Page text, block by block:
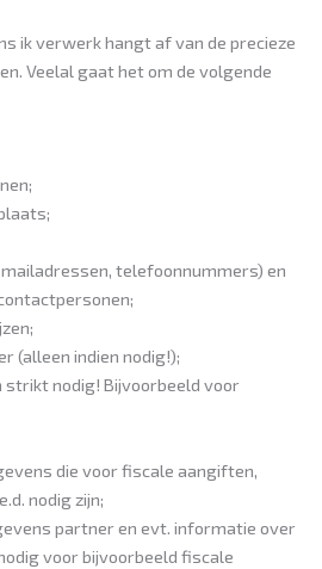
ik verwerk hangt af van de precieze
Veelal gaat het om de volgende
telefoonnummers) en
(alleen indien nodig!);
strikt nodig! Bijvoorbeeld voor
die voor fiscale aangiften,
nodig zijn;
partner en evt. informatie over
voor bijvoorbeeld fiscale